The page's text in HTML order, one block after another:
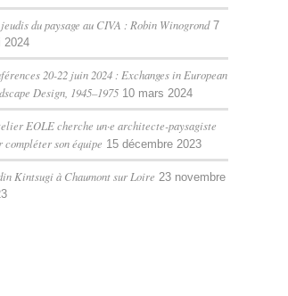
du paysage au CIVA : Robin Winogrond 7
2024
20-22 juin 2024 : Exchanges in European
Design, 1945–1975 10 mars 2024
EOLE cherche un·e architecte-paysagiste
compléter son équipe 15 décembre 2023
Kintsugi à Chaumont sur Loire 23 novembre